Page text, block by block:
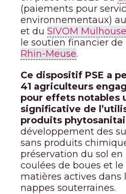
(paiements pour
environnementaux)
et du SIVOM
le soutien financier de
Rhin-Meuse.
Ce dispositif PSE a
41 agriculteurs
pour effets notables
significative de
produits
développement des
sans produits
préservation du sol
coulées de boues et
matières actives dans
nappes souterraines.